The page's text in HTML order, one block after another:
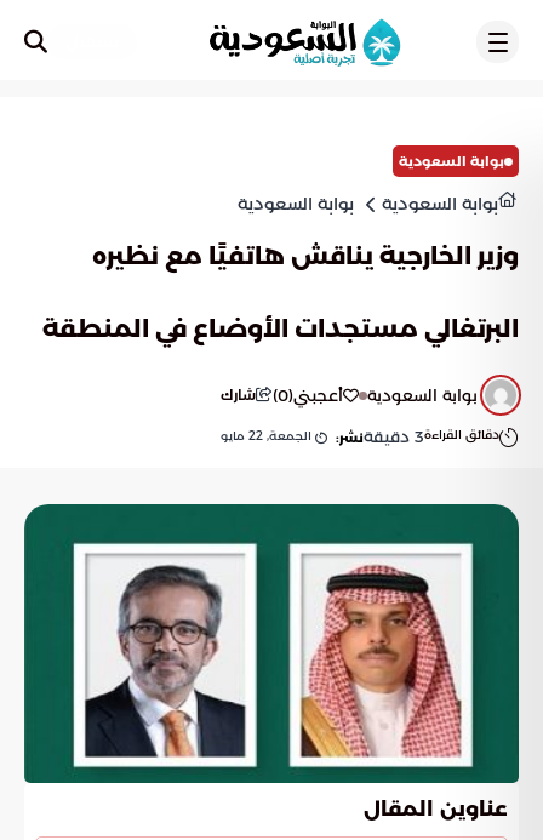
بوابة السعودية
بوابة السعودية بوابة السعودية
وزير الخارجية يناقش هاتفيًا مع نظيره
البرتغالي مستجدات الأوضاع في المنطقة
بوابة السعودية أعجبني(
0
) شارك
دقائق القراءة3 دقيقةنشر: الجمعة, 22 مايو
عناوين المقال